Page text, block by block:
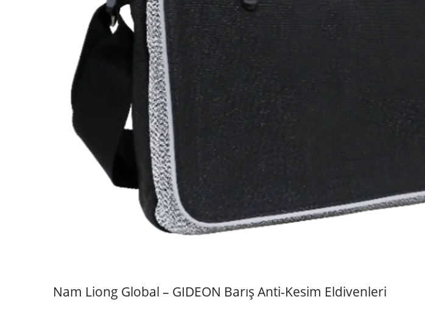
Nam Liong Global – GIDEON Barış Anti-Kesim Eldivenleri